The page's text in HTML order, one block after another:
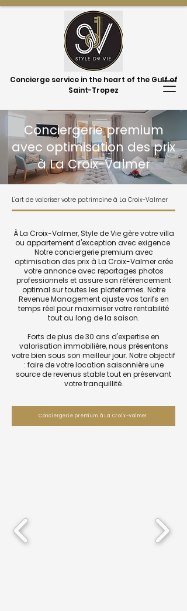
Concierge service in the heart of the Gulf of
Saint-Tropez
Conciergerie premium
avec optimisation des prix
à La Croix-Valmer
L'art de valoriser votre patrimoine à La Croix-Valmer
À La Croix-Valmer, Style de Vie gère votre villa
ou appartement d'exception avec exigence.
Notre conciergerie premium avec
optimisation des prix à La Croix-Valmer crée
votre annonce avec reportages photos
professionnels et assure son référencement
optimal sur toutes les plateformes. Notre
Revenue Management ajuste vos tarifs en
temps réel pour maximiser votre rentabilité
tout au long de la saison.
Forts de plus de 30 ans d'expertise en
valorisation immobilière, nous présentons
votre bien sous son meilleur jour. Notre objectif
: faire de votre location saisonnière une
source de revenus stable tout en préservant
votre tranquillité.
Conciergerie premium à La Croix-Valmer